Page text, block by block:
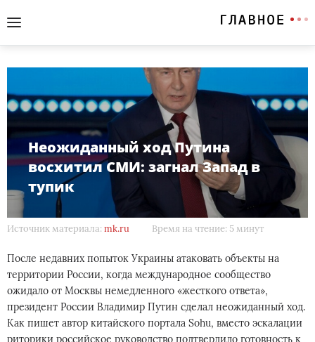
Неожиданный ход Путина
восхитил СМИ: загнал Запад в
тупик
Источник материала: mk.ru Время на чтение: 5 минут
После недавних попыток Украины атаковать объекты на
территории России, когда международное сообщество
ожидало от Москвы немедленного «жесткого ответа»,
президент России Владимир Путин сделал неожиданный ход.
Как пишет автор китайского портала Sohu, вместо эскалации
риторики российское руководство подтвердило готовность к